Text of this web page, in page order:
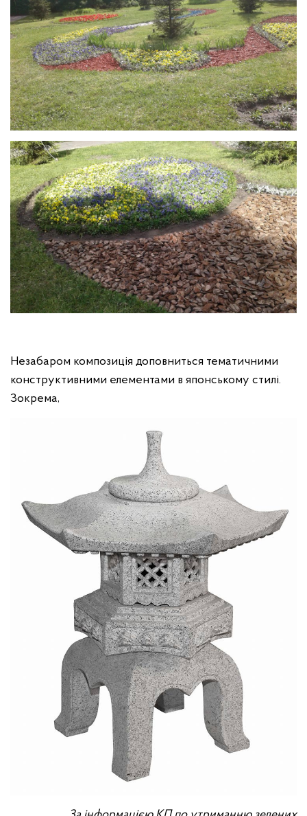
Незабаром композиція доповниться тематичними
конструктивними елементами в японському стилі.
Зокрема,